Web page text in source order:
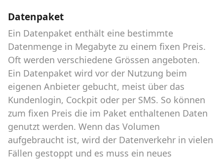
Datenpaket
Ein Datenpaket enthält eine bestimmte
Datenmenge in Megabyte zu einem fixen Preis.
Oft werden verschiedene Grössen angeboten.
Ein Datenpaket wird vor der Nutzung beim
eigenen Anbieter gebucht, meist über das
Kundenlogin, Cockpit oder per SMS. So können
zum fixen Preis die im Paket enthaltenen Daten
genutzt werden. Wenn das Volumen
aufgebraucht ist, wird der Datenverkehr in vielen
Fällen gestoppt und es muss ein neues